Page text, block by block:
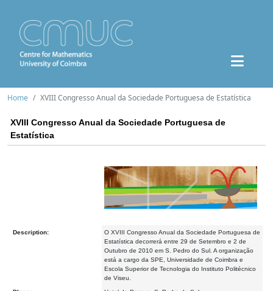
Home XVIII Congresso Anual da Sociedade Portuguesa de Estatística
XVIII Congresso Anual da Sociedade Portuguesa de
Estatística
Description:
O XVIII Congresso Anual da Sociedade Portuguesa de
Estatística decorrerá entre 29 de Setembro e 2 de
Outubro de 2010 em S. Pedro do Sul. A organização
está a cargo da SPE, Universidade de Coimbra e
Escola Superior de Tecnologia do Instituto Politécnico
de Viseu.